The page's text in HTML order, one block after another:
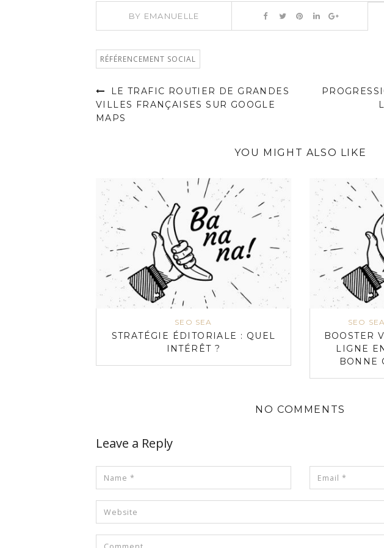
BY EMANUELLE
RÉFÉRENCEMENT SOCIAL
LE TRAFIC ROUTIER DE GRANDES
VILLES FRANÇAISES SUR GOOGLE
MAPS
YOU MIGHT ALSO LIKE
SEO SEA
STRATÉGIE ÉDITORIALE : QUEL
INTÉRÊT ?
SEO SEA
BOOSTER
LIGNE
BONNE
NO COMMENTS
Leave a Reply